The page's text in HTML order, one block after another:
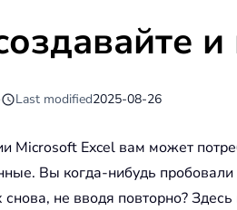
и
Last modified2025-08-26
Microsoft Excel вам может
Вы когда-нибудь
снова, не вводя повторно?